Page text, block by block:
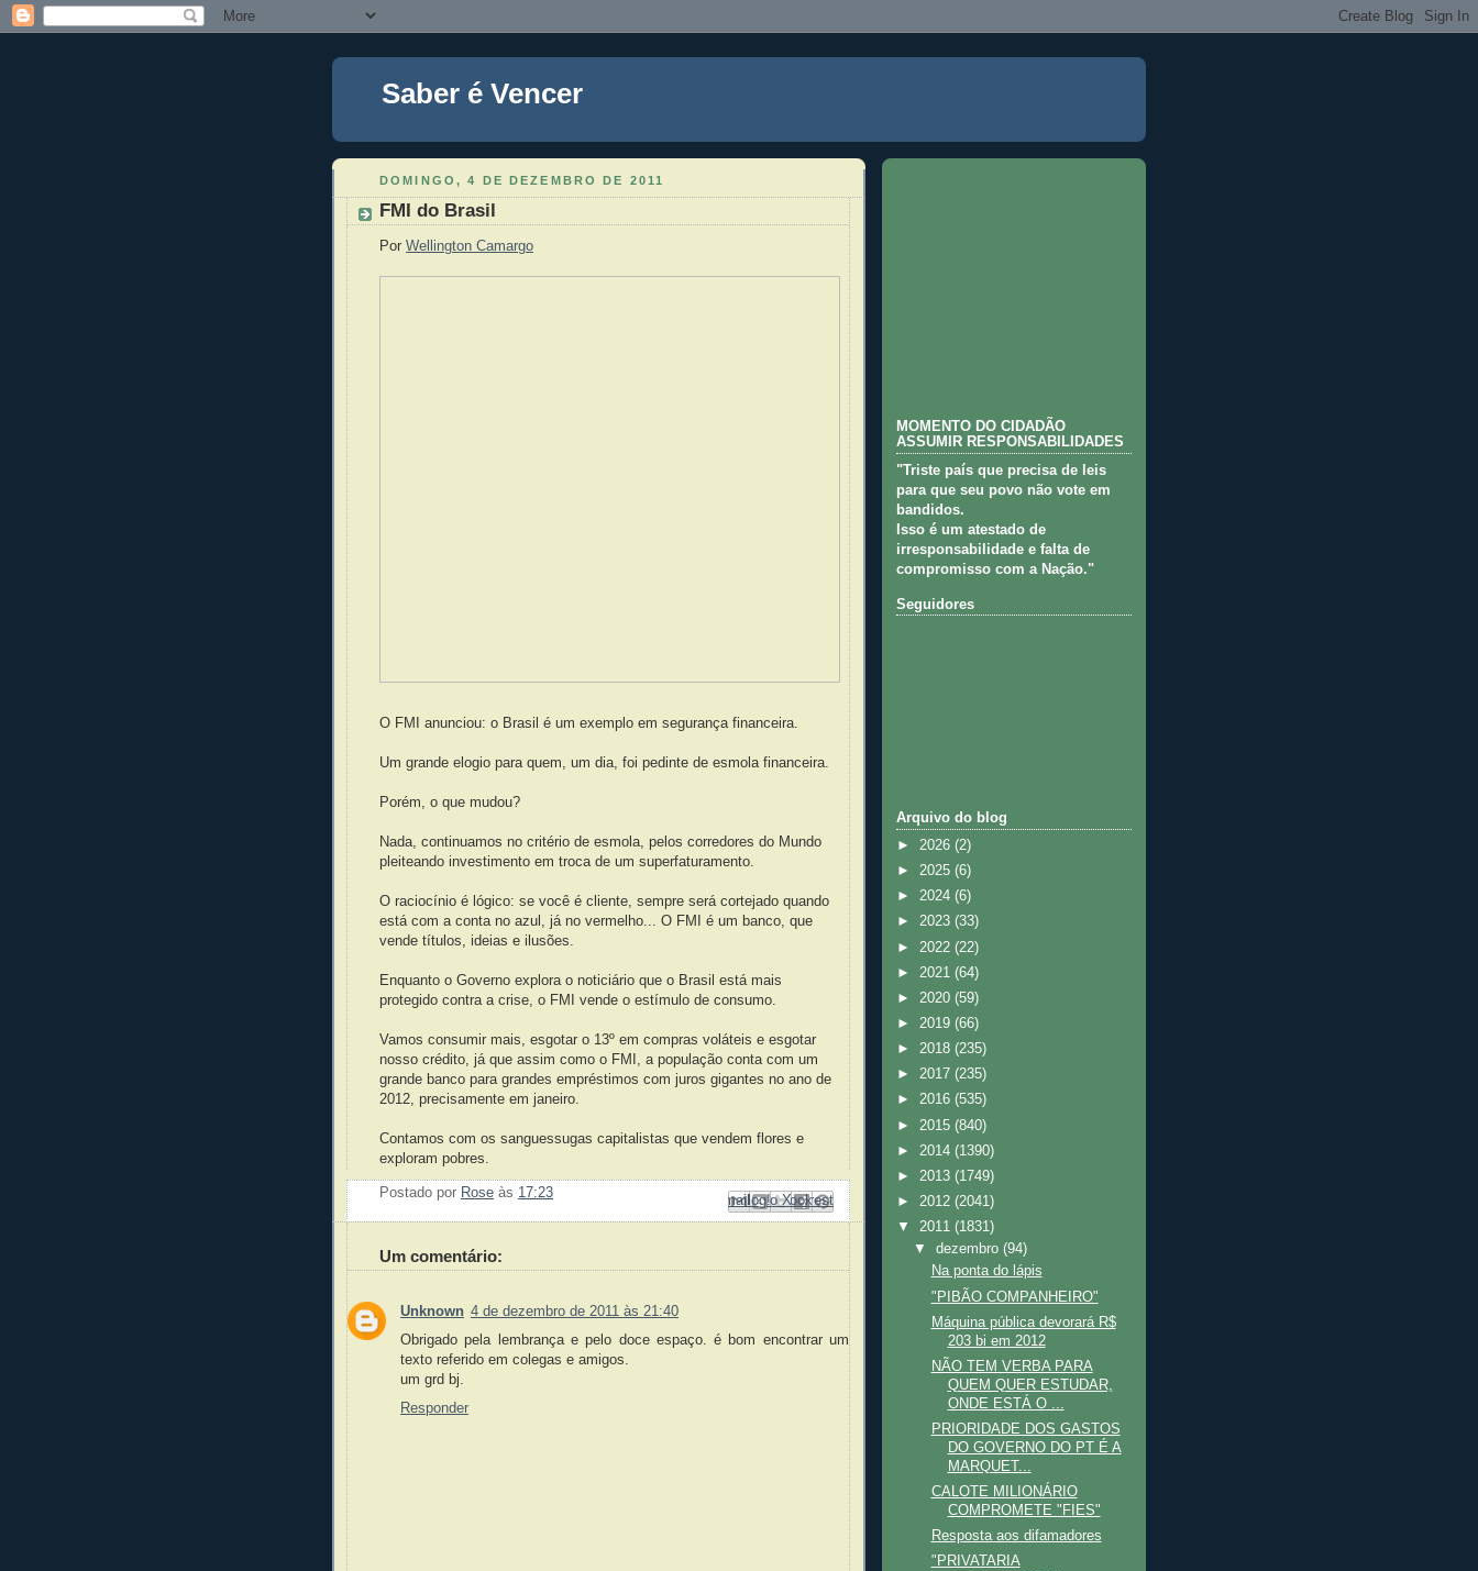
Saber é Vencer
DOMINGO, 4 DE DEZEMBRO DE 2011
FMI do Brasil
Por Wellington Camargo
O FMI anunciou: o Brasil é um exemplo em segurança financeira.
Um grande elogio para quem, um dia, foi pedinte de esmola financeira.
Porém, o que mudou?
Nada, continuamos no critério de esmola, pelos corredores do Mundo
pleiteando investimento em troca de um superfaturamento.
O raciocínio é lógico: se você é cliente, sempre será cortejado quando
está com a conta no azul, já no vermelho... O FMI é um banco, que
vende títulos, ideias e ilusões.
Enquanto o Governo explora o noticiário que o Brasil está mais
protegido contra a crise, o FMI vende o estímulo de consumo.
Vamos consumir mais, esgotar o 13º em compras voláteis e esgotar
nosso crédito, já que assim como o FMI, a população conta com um
grande banco para grandes empréstimos com juros gigantes no ano de
2012, precisamente em janeiro.
Contamos com os sanguessugas capitalistas que vendem flores e
exploram pobres.
Postado por Rose às 17:23 Enviar por e-mail
Postar no blog!
Compartilhar no X
Compartilhar no Facebook
Compartilhar com o Pinterest
Um comentário:
Unknown 4 de dezembro de 2011 às 21:40
Obrigado pela lembrança e pelo doce espaço. é bom encontrar um
texto referido em colegas e amigos.
um grd bj.
Responder
MOMENTO DO CIDADÃO
ASSUMIR RESPONSABILIDADES
"Triste país que precisa de leis
para que seu povo não vote em
bandidos.
Isso é um atestado de
irresponsabilidade e falta de
compromisso com a Nação."
Seguidores
Arquivo do blog
► 2026 (2)
► 2025 (6)
► 2024 (6)
► 2023 (33)
► 2022 (22)
► 2021 (64)
► 2020 (59)
► 2019 (66)
► 2018 (235)
► 2017 (235)
► 2016 (535)
► 2015 (840)
► 2014 (1390)
► 2013 (1749)
► 2012 (2041)
▼ 2011 (1831)
▼dezembro(94)
Na ponta do lápis
"PIBÃO COMPANHEIRO"
Máquina pública devorará R$
203 bi em 2012
NÃO TEM VERBA PARA
QUEM QUER ESTUDAR,
ONDE ESTÁ O ...
PRIORIDADE DOS GASTOS
DO GOVERNO DO PT É A
MARQUET...
CALOTE MILIONÁRIO
COMPROMETE "FIES"
Resposta aos difamadores
"PRIVATARIA